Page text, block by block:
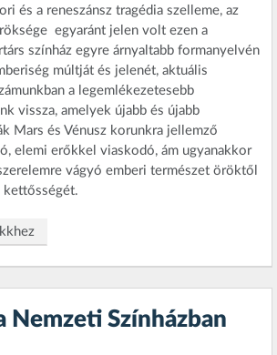
és a reneszánsz tragédia szelleme, az
egyaránt jelen volt ezen a
színház egyre árnyaltabb formanyelvén
múltját és jelenét, aktuális
a legemlékezetesebb
vissza, amelyek újabb és újabb
Mars és Vénusz korunkra jellemző
elemi erőkkel viaskodó, ám ugyanakkor
vágyó emberi természet öröktől
kettősségét.
Nemzeti Színházban